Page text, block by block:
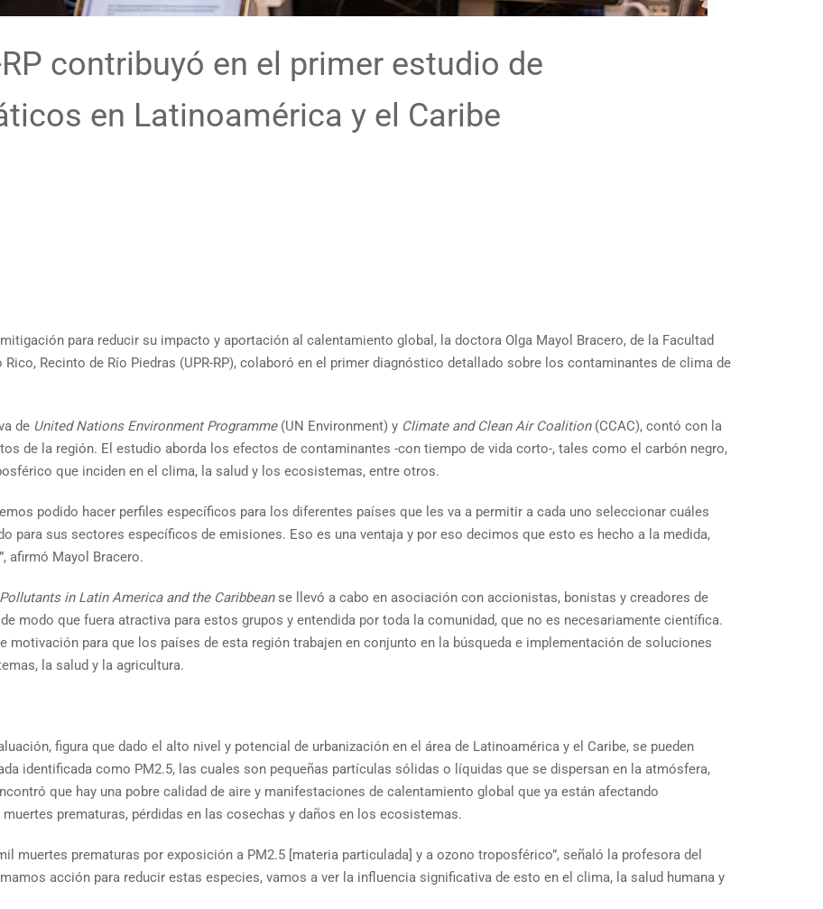
contribuyó en el primer estudio de
en Latinoamérica y el Caribe
para reducir su impacto y aportación al calentamiento global, la doctora Olga Mayol Bracero, de la Facultad
Recinto de Río Piedras (UPR-RP), colaboró en el primer diagnóstico detallado sobre los contaminantes de clima de
de United Nations Environment Programme(UN Environment) y Climate and Clean Air Coalition(CCAC), contó con la
de la región. El estudio aborda los efectos de contaminantes -con tiempo de vida corto-, tales como el carbón negro,
que inciden en el clima, la salud y los ecosistemas, entre otros.
podido hacer perfiles específicos para los diferentes países que les va a permitir a cada uno seleccionar cuáles
para sus sectores específicos de emisiones. Eso es una ventaja y por eso decimos que esto es hecho a la medida,
afirmó Mayol Bracero.
in Latin America and the Caribbeanse llevó a cabo en asociación con accionistas, bonistas y creadores de
modo que fuera atractiva para estos grupos y entendida por toda la comunidad, que no es necesariamente científica.
motivación para que los países de esta región trabajen en conjunto en la búsqueda e implementación de soluciones
la salud y la agricultura.
figura que dado el alto nivel y potencial de urbanización en el área de Latinoamérica y el Caribe, se pueden
identificada como PM2.5, las cuales son pequeñas partículas sólidas o líquidas que se dispersan en la atmósfera,
que hay una pobre calidad de aire y manifestaciones de calentamiento global que ya están afectando
prematuras, pérdidas en las cosechas y daños en los ecosistemas.
muertes prematuras por exposición a PM2.5 [materia particulada] y a ozono troposférico”, señaló la profesora del
acción para reducir estas especies, vamos a ver la influencia significativa de esto en el clima, la salud humana y